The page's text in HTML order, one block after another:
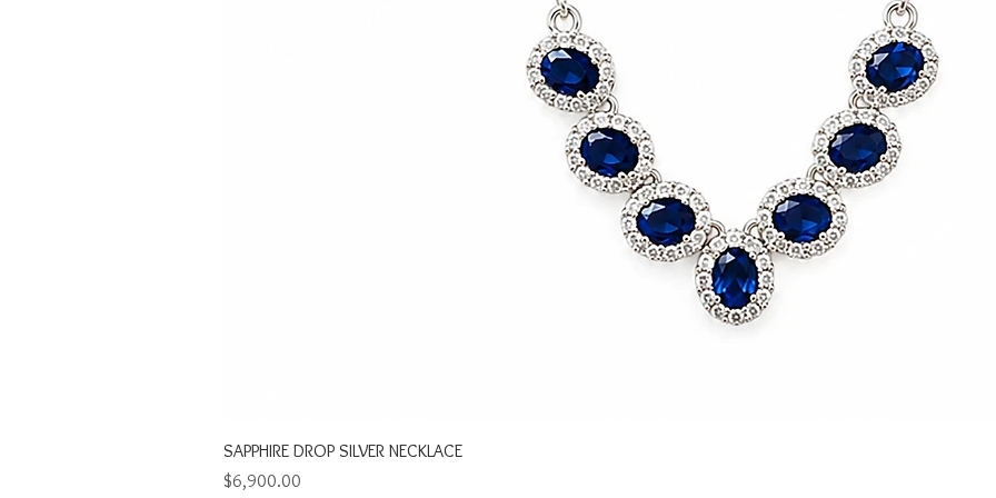
SAPPHIRE DROP SILVER NECKLACE
Precio
$6,900.00